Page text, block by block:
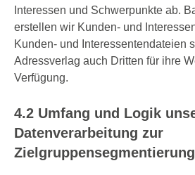
Interessen und Schwerpunkte ab.
erstellen wir Kunden- und
Kunden- und Interessentendateien
Adressverlag auch Dritten für ihre
Verfügung.
4.2 Umfang und Logik
Datenverarbeitung zur
Zielgruppensegmentierung